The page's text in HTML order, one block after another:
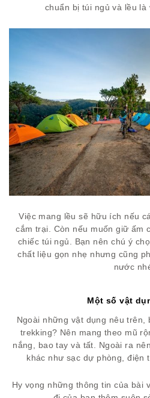
chuẩn bị túi ngủ và lều là
Việc mang lều sẽ hữu ích nếu
cắm trại. Còn nếu muốn giữ ấm
chiếc túi ngủ. Bạn nên chú ý
chất liệu gọn nhẹ nhưng cũng
nước
Một số vật
Ngoài những vật dụng nêu trên,
trekking? Nên mang theo mũ
nắng, bao tay và tất. Ngoài ra
khác như sạc dự phòng, điện
Hy vọng những thông tin của bài